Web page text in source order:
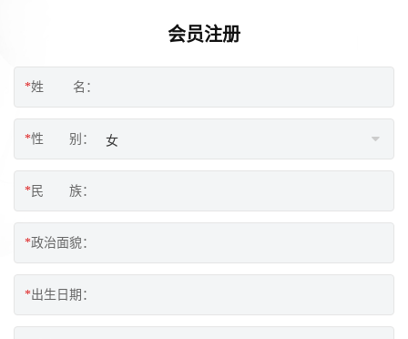
会员注册
*姓 名：
*性 别：
*民 族：
*政治面貌：
*出生日期：